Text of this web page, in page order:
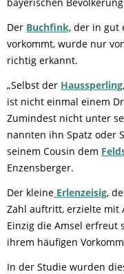
Der Buchfink, der in gut
vorkommt, wurde nur
richtig erkannt.
„Selbst der Haussperling
ist nicht einmal einem
Zumindest nicht unter
nannten ihn Spatz oder
seinem Cousin dem
Enzensberger.
Der kleine Erlenzeisig,
Zahl auftritt, erzielte mit
Einzig die Amsel erfreut
ihrem häufigen
In der Studie wurden